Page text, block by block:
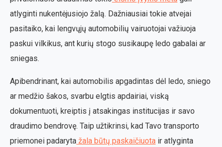
atlyginti nukentėjusiojo žalą. Dažniausiai tokie atvejai
pasitaiko, kai lengvųjų automobilių vairuotojai važiuoja
paskui vilkikus, ant kurių stogo susikaupę ledo gabalai ar
sniegas.
Apibendrinant, kai automobilis apgadintas dėl ledo, sniego
ar medžio šakos, svarbu elgtis apdairiai, viską
dokumentuoti, kreiptis į atsakingas institucijas ir savo
draudimo bendrovę. Taip užtikrinsi, kad Tavo transporto
priemonei padaryta žala būtų paskaičiuota ir atlyginta